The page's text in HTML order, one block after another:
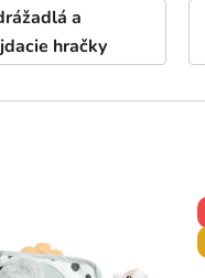
a
hračky